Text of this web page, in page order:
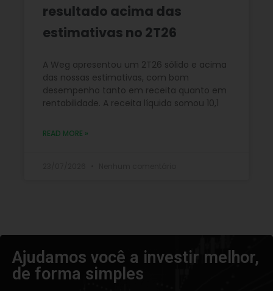
resultado acima das
estimativas no 2T26
A Weg apresentou um 2T26 sólido e acima
das nossas estimativas, com bom
desempenho tanto em receita quanto em
rentabilidade. A receita líquida somou 10,1
READ MORE »
Ajudamos você a investir melhor,
de forma simples​